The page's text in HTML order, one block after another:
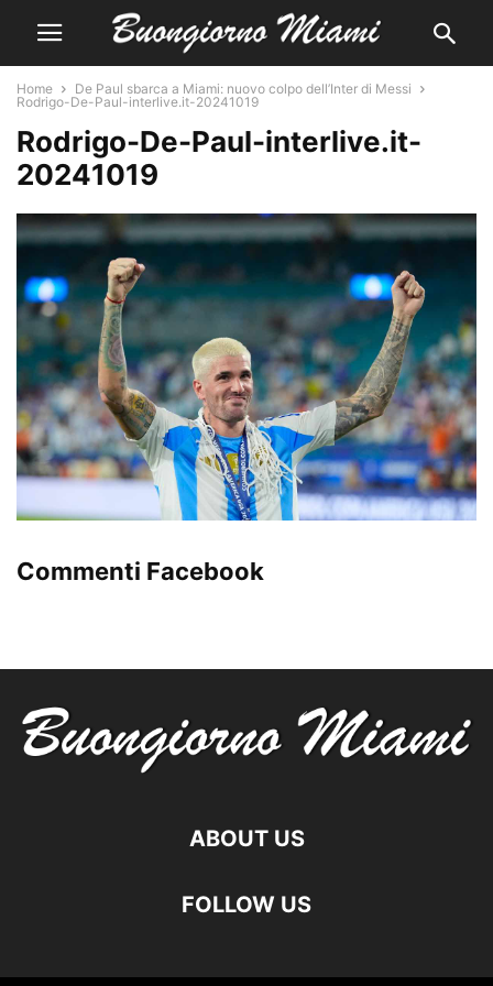
Home
De Paul sbarca a Miami: nuovo colpo dell’Inter di Messi
Rodrigo-De-Paul-interlive.it-20241019
Rodrigo-De-Paul-interlive.it-
20241019
Commenti Facebook
ABOUT US
FOLLOW US